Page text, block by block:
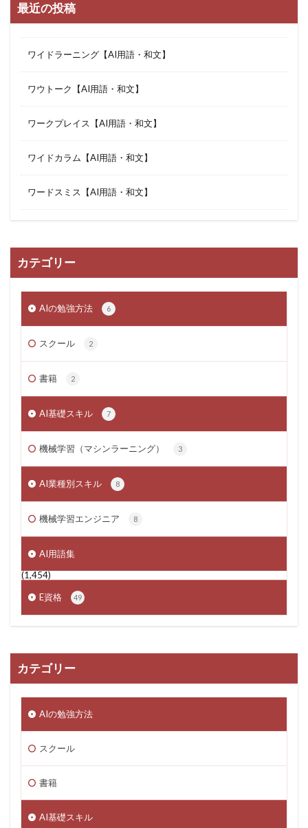
最近の投稿
ワイドラーニング【AI用語・和文】
ワウトーク【AI用語・和文】
ワークプレイス【AI用語・和文】
ワイドカラム【AI用語・和文】
ワードスミス【AI用語・和文】
カテゴリー
AIの勉強方法 6
スクール 2
書籍 2
AI基礎スキル 7
機械学習（マシンラーニング） 3
AI業種別スキル 8
機械学習エンジニア 8
AI用語集
(1,454)
E資格
49
カテゴリー
AIの勉強方法
スクール
書籍
AI基礎スキル